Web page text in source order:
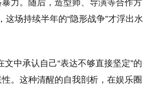
力。随后，造型师、导演等合作方
场持续半年的“隐形战争”才浮出水
中承认自己“表达不够直接坚定”的
。这种清醒的自我剖析，在娱乐圈